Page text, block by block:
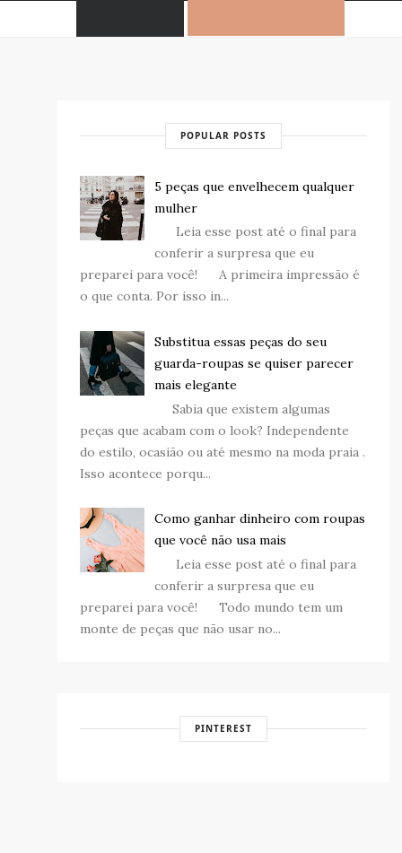
POPULAR POSTS
5 peças que envelhecem qualquer
mulher
Leia esse post até o final para
conferir a surpresa que eu
preparei para você! A primeira impressão é
o que conta. Por isso in...
Substitua essas peças do seu
guarda-roupas se quiser parecer
mais elegante
Sabia que existem algumas
peças que acabam com o look? Independente
do estilo, ocasião ou até mesmo na moda praia .
Isso acontece porqu...
Como ganhar dinheiro com roupas
que você não usa mais
Leia esse post até o final para
conferir a surpresa que eu
preparei para você! Todo mundo tem um
monte de peças que não usar no...
PINTEREST